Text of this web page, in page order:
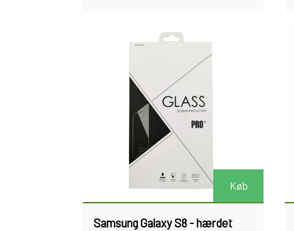
Køb
Samsung Galaxy S8 - hærdet